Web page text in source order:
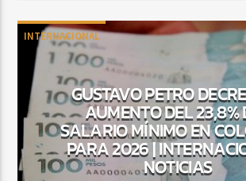
TITLE
ARTIST
CURRENT SHOW
DJ MIX
12:00 AM 2:00 AM
INTERNACIONAL
GUSTAVO PETRO
AUMENTO DEL 23,8%
SALARIO MÍNIMO EN
PARA 2026 |
NOTICIAS